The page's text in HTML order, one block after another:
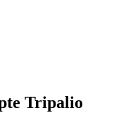
Tripalio